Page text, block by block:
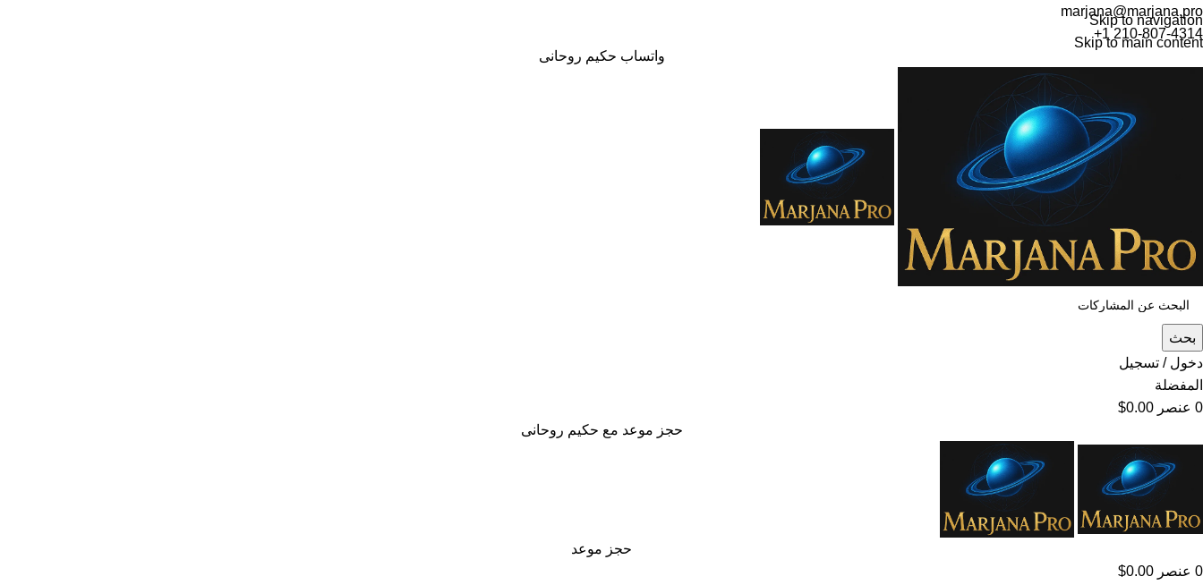
Skip to navigation
Skip to main content
marjana@marjana.pro
+1 210-807-4314
واتساب حكيم روحانى
بحث
دخول / تسجيل
المفضلة
0 عنصر $0.00
حجز موعد مع حكيم روحانى
حجز موعد
0 عنصر $0.00